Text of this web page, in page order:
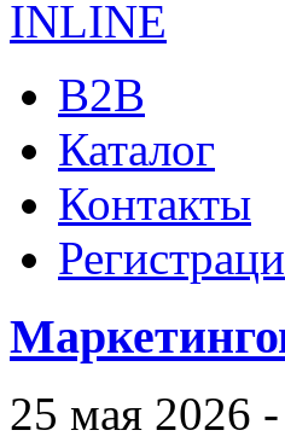
B2B
Каталог
Контакты
25 мая 2026